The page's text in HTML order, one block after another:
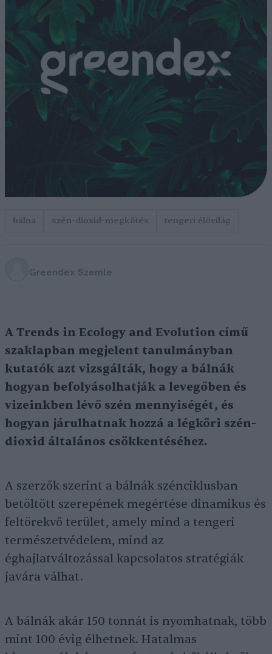
bálna szén-dioxid-megkötés tengeri élővilág
Greendex Szemle
A Trends in Ecology and Evolution című
szaklapban megjelent tanulmányban
kutatók azt vizsgálták, hogy a bálnák
hogyan befolyásolhatják a levegőben és
vizeinkben lévő szén mennyiségét, és
hogyan járulhatnak hozzá a légköri szén-
dioxid általános csökkentéséhez.
A szerzők szerint a bálnák szénciklusban
betöltött szerepének megértése dinamikus és
feltörekvő terület, amely mind a tengeri
természetvédelem, mind az
éghajlatváltozással kapcsolatos stratégiák
javára válhat.
A bálnák akár 150 tonnát is nyomhatnak, több
mint 100 évig élhetnek. Hatalmas